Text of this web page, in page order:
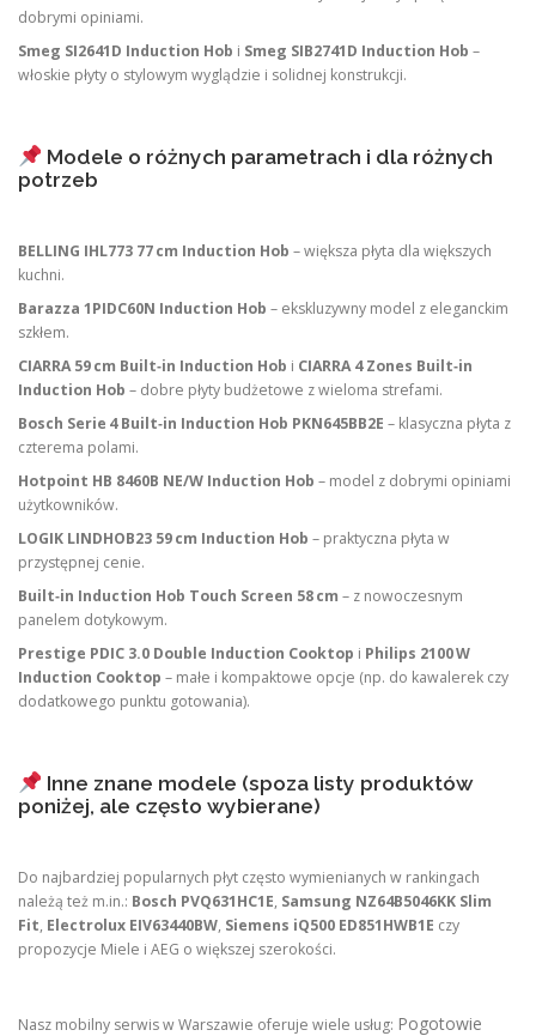
dobrymi opiniami.
Smeg SI2641D Induction Hob i Smeg SIB2741D Induction Hob –
włoskie płyty o stylowym wyglądzie i solidnej konstrukcji.
Modele o różnych parametrach i dla różnych
potrzeb
BELLING IHL773 77 cm Induction Hob – większa płyta dla większych
kuchni.
Barazza 1PIDC60N Induction Hob – ekskluzywny model z eleganckim
szkłem.
CIARRA 59 cm Built‑in Induction Hob i CIARRA 4 Zones Built‑in
Induction Hob – dobre płyty budżetowe z wieloma strefami.
Bosch Serie 4 Built‑in Induction Hob PKN645BB2E – klasyczna płyta z
czterema polami.
Hotpoint HB 8460B NE/W Induction Hob – model z dobrymi opiniami
użytkowników.
LOGIK LINDHOB23 59 cm Induction Hob – praktyczna płyta w
przystępnej cenie.
Built‑in Induction Hob Touch Screen 58 cm – z nowoczesnym
panelem dotykowym.
Prestige PDIC 3.0 Double Induction Cooktop i Philips 2100 W
Induction Cooktop – małe i kompaktowe opcje (np. do kawalerek czy
dodatkowego punktu gotowania).
Inne znane modele (spoza listy produktów
poniżej, ale często wybierane)
Do najbardziej popularnych płyt często wymienianych w rankingach
należą też m.in.: Bosch PVQ631HC1E, Samsung NZ64B5046KK Slim
Fit, Electrolux EIV63440BW, Siemens iQ500 ED851HWB1E czy
propozycje Miele i AEG o większej szerokości.
Nasz mobilny serwis w Warszawie oferuje wiele usług: Pogotowie